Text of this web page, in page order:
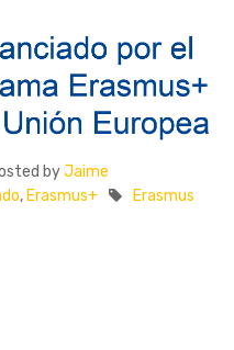
byJaime
, Erasmus+ Erasmus